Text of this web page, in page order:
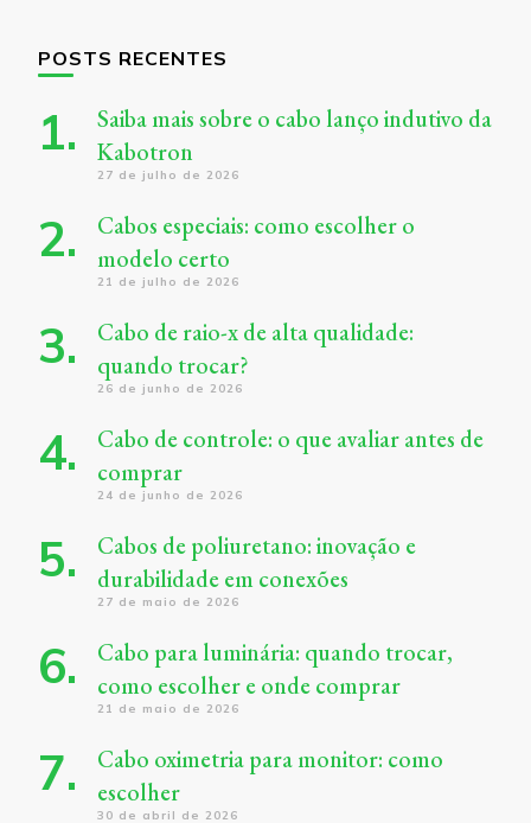
POSTS RECENTES
Saiba mais sobre o cabo lanço indutivo da
Kabotron
27 de julho de 2026
Cabos especiais: como escolher o
modelo certo
21 de julho de 2026
Cabo de raio-x de alta qualidade:
quando trocar?
26 de junho de 2026
Cabo de controle: o que avaliar antes de
comprar
24 de junho de 2026
Cabos de poliuretano: inovação e
durabilidade em conexões
27 de maio de 2026
Cabo para luminária: quando trocar,
como escolher e onde comprar
21 de maio de 2026
Cabo oximetria para monitor: como
escolher
30 de abril de 2026